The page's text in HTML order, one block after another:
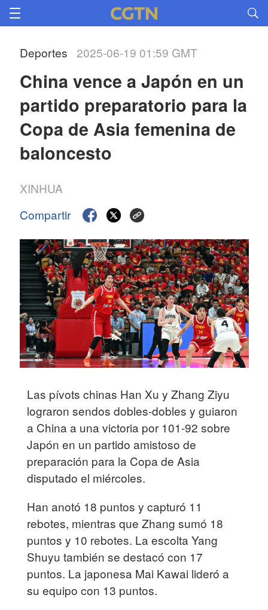
Deportes 2025-06-19 01:59 GMT
China vence a Japón en un
partido preparatorio para la
Copa de Asia femenina de
baloncesto
XINHUA
Compartir
Las pívots chinas Han Xu y Zhang Ziyu
lograron sendos dobles-dobles y guiaron
a China a una victoria por 101-92 sobre
Japón en un partido amistoso de
preparación para la Copa de Asia
disputado el miércoles.
Han anotó 18 puntos y capturó 11
rebotes, mientras que Zhang sumó 18
puntos y 10 rebotes. La escolta Yang
Shuyu también se destacó con 17
puntos. La japonesa Mai Kawai lideró a
su equipo con 13 puntos.